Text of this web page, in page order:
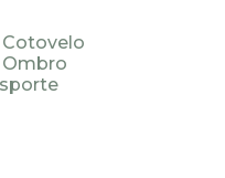
Ombro